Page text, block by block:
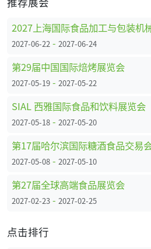
2027上海国际食品加工与包装机
2027-06-22 - 2027-06-24
第29届中国国际焙烤展览会
2027-05-19 - 2027-05-22
SIAL 西雅国际食品和饮料展览会
2027-05-18 - 2027-05-20
第17届哈尔滨国际糖酒食品交易
2027-05-08 - 2027-05-10
第27届全球高端食品展览会
2027-02-23 - 2027-02-25
点击排行